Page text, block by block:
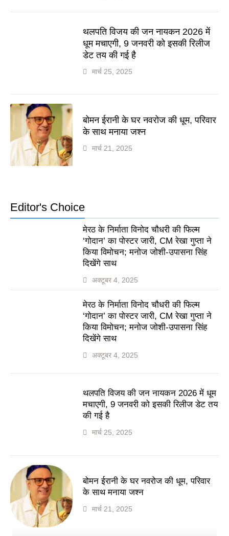
थलपति विजय की जन नायकन 2026 में
धूम मचाएगी, 9 जनवरी को इसकी रिलीज
डेट तय की गई है
मार्च 25, 2025
बोमन ईरानी के घर नवरोज की धूम, परिवार
के साथ मनाया जश्न
मार्च 21, 2025
Editor's Choice
मेरठ के निर्माता विनोद चौधरी की फिल्म
‘गोदान’ का पोस्टर जारी, CM रेखा गुप्ता ने
किया विमोचन; मनोज जोशी-उपासना सिंह
दिखेंगे साथ
अक्टूबर 4, 2025
मेरठ के निर्माता विनोद चौधरी की फिल्म
‘गोदान’ का पोस्टर जारी, CM रेखा गुप्ता ने
किया विमोचन; मनोज जोशी-उपासना सिंह
दिखेंगे साथ
अक्टूबर 4, 2025
थलपति विजय की जन नायकन 2026 में धूम
मचाएगी, 9 जनवरी को इसकी रिलीज डेट तय
की गई है
मार्च 25, 2025
बोमन ईरानी के घर नवरोज की धूम, परिवार
के साथ मनाया जश्न
मार्च 21, 2025